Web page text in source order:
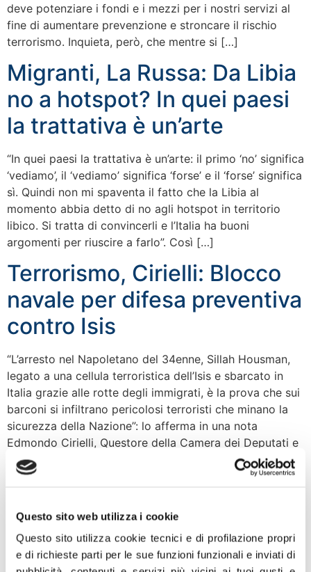
Questo sito web utilizza i cookie
Questo sito utilizza cookie tecnici e di profilazione propri
e di richieste parti per le sue funzioni funzionali e inviati di
deve potenziare i fondi e i mezzi per i nostri servizi al
fine di aumentare prevenzione e stroncare il rischio
terrorismo. Inquieta, però, che mentre si […]
Migranti, La Russa: Da Libia
no a hotspot? In quei paesi
la trattativa è un’arte
“In quei paesi la trattativa è un’arte: il primo ‘no’ significa
‘vediamo’, il ‘vediamo’ significa ‘forse’ e il ‘forse’ significa
sì. Quindi non mi spaventa il fatto che la Libia al
momento abbia detto di no agli hotspot in territorio
libico. Si tratta di convincerli e l’Italia ha buoni
argomenti per riuscire a farlo”. Così […]
Terrorismo, Cirielli: Blocco
navale per difesa preventiva
contro Isis
“L’arresto nel Napoletano del 34enne, Sillah Housman,
legato a una cellula terroristica dell’Isis e sbarcato in
Italia grazie alle rotte degli immigrati, è la prova che sui
barconi si infiltrano pericolosi terroristi che minano la
sicurezza della Nazione”: lo afferma in una nota
Edmondo Cirielli, Questore della Camera dei Deputati e
presidente della direzione nazionale […]
Toscana vince voglia di
cambiamento e